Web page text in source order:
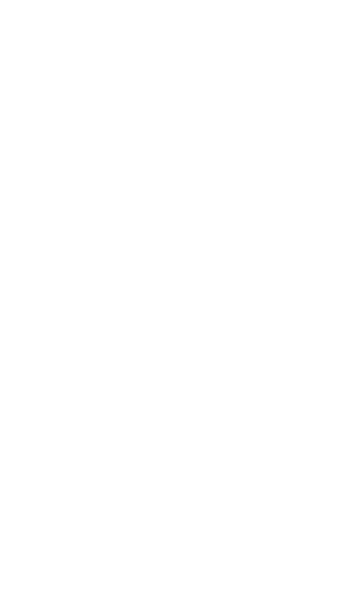
(1/1) ~0.878sec